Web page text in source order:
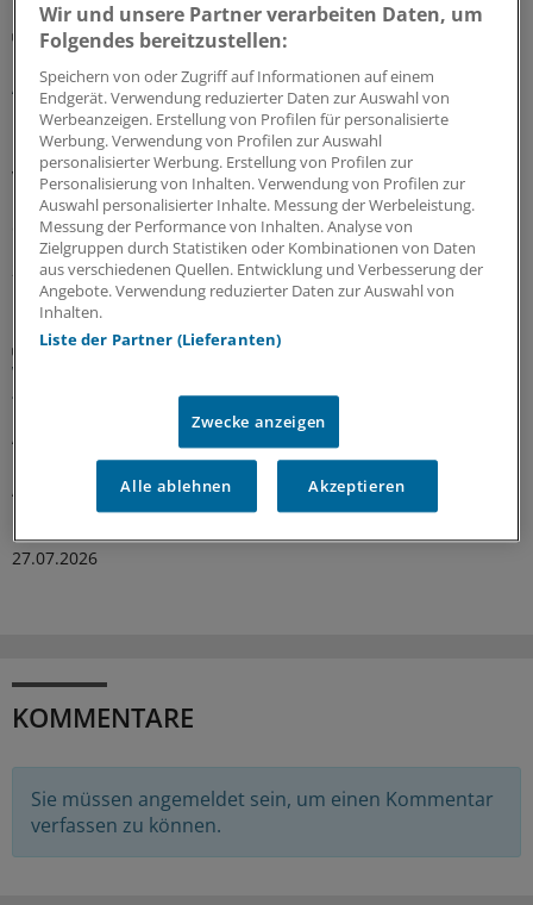
Berufsobergericht für Heilberufe Berlin
Urteil: Kein Maulkorb für Ärzte wegen
Äußerungen zu COVID-Pandemie
Das Berufsobergericht für Heilberufe Berlin kippt den
Rügebescheid einer Ärztekammer, die einem Arzt
vorwirft, er habe die Gefährlichkeit der Corona-
Pandemie unrichtig und verharmlosend dargestellt und
damit seine Berufspflichten verletzt.
27.07.2026
Aufgabenteilung
Wie Delegation in der Rheumatologie
funktionieren kann
Ärztliche Aufgaben zu delegieren, ist in den meisten
rheumatologischen Praxen längst Standard. Wie
Ärztinnen und Ärzte Delegation implementieren können
und was es dafür braucht, zeigt ein Leitfaden.
27.07.2026
KOMMENTARE
Sie müssen angemeldet sein, um einen Kommentar
verfassen zu können.
Wir und unsere Partner verarbeiten Daten, um
Folgendes bereitzustellen:
Speichern von oder Zugriff auf Informationen auf einem
Endgerät. Verwendung reduzierter Daten zur Auswahl von
Werbeanzeigen. Erstellung von Profilen für personalisierte
Werbung. Verwendung von Profilen zur Auswahl
personalisierter Werbung. Erstellung von Profilen zur
Personalisierung von Inhalten. Verwendung von Profilen zur
Auswahl personalisierter Inhalte. Messung der Werbeleistung.
Messung der Performance von Inhalten. Analyse von
Zielgruppen durch Statistiken oder Kombinationen von Daten
aus verschiedenen Quellen. Entwicklung und Verbesserung der
Angebote. Verwendung reduzierter Daten zur Auswahl von
Inhalten.
Liste der Partner (Lieferanten)
Zwecke anzeigen
Alle ablehnen Akzeptieren